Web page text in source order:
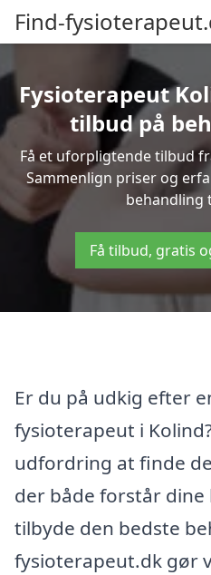
Find-
Fysioterapeut
tilbud på
Få et uforpligtende tilbud
Sammenlign priser og
behandling
Få tilbud, gratis
Er du på udkig efter
fysioterapeut i
udfordring at finde
der både forstår dine
tilbyde den bedste
fysioterapeut.dk gør